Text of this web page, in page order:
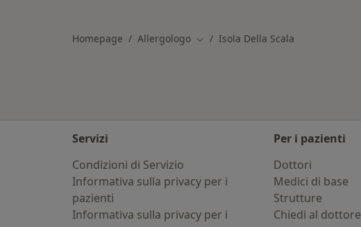
Homepage Allergologo Cambia città
Isola Della Scala
Servizi
Condizioni di Servizio
Informativa sulla privacy per i
pazienti
Informativa sulla privacy per i
Per i pazienti
Dottori
Medici di base
Strutture
Chiedi al dottore